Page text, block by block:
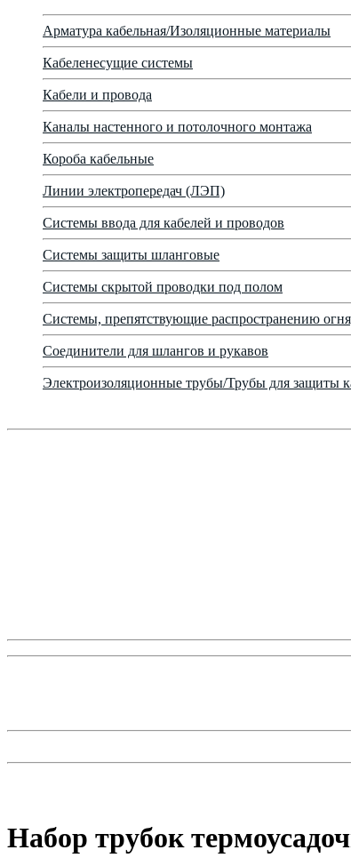
Арматура кабельная/Изоляционные материалы
Кабеленесущие системы
Кабели и провода
Каналы настенного и потолочного монтажа
Короба кабельные
Линии электропередач (ЛЭП)
Системы ввода для кабелей и проводов
Системы защиты шланговые
Системы скрытой проводки под полом
Системы, препятствующие распространению
Соединители для шлангов и рукавов
Электроизоляционные трубы/Трубы для защиты
Набор трубок